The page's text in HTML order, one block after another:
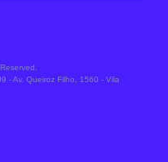
- Av. Queiroz Filho, 1560 - Vila